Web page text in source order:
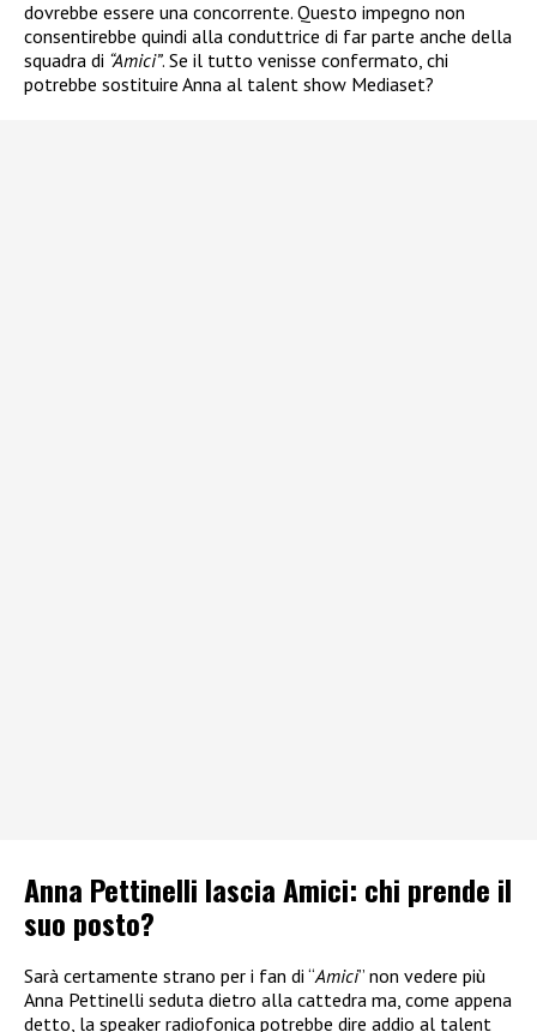
dovrebbe essere una concorrente. Questo impegno non
consentirebbe quindi alla conduttrice di far parte anche della
squadra di “Amici”. Se il tutto venisse confermato, chi
potrebbe sostituire Anna al talent show Mediaset?
Anna Pettinelli lascia Amici: chi prende il
suo posto?
Sarà certamente strano per i fan di “Amici” non vedere più
Anna Pettinelli seduta dietro alla cattedra ma, come appena
detto, la speaker radiofonica potrebbe dire addio al talent